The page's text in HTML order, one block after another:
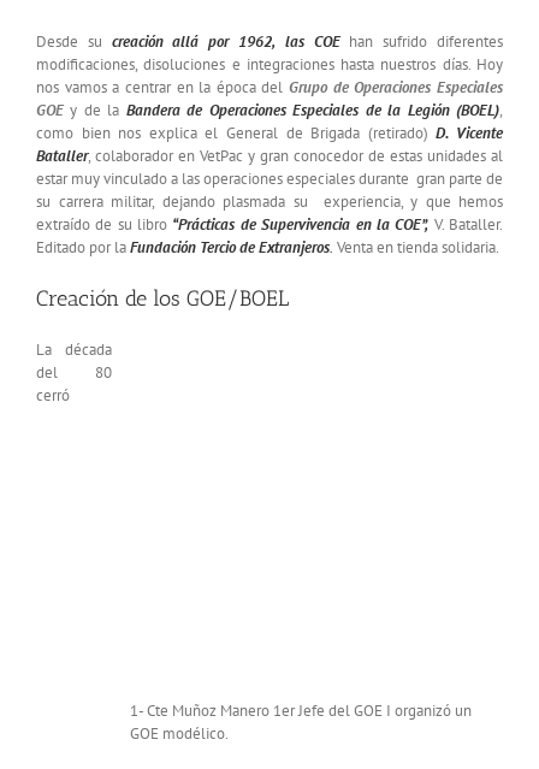
Desde su creación allá por 1962, las COEhan sufrido diferentes
modificaciones, disoluciones e integraciones hasta nuestros días. Hoy
nos vamos a centrar en la época delGrupo de Operaciones Especiales
GOE y de la Bandera de Operaciones Especiales de la Legión (BOEL),
como bien nos explica el General de Brigada (retirado)D. Vicente
Bataller, colaborador en VetPac y gran conocedor de estas unidades al
estar muy vinculado a las operaciones especiales durante gran parte de
su carrera militar, dejando plasmada su experiencia, y que hemos
extraído de su libro “Prácticas de Supervivencia en la COE”, V. Bataller.
Editado por laFundación Tercio de Extranjeros. Venta en tienda solidaria.
Creación de los GOE/BOEL
1- Cte Muñoz Manero 1er Jefe del GOE I organizó un
GOE modélico.
La década
del 80
cerró